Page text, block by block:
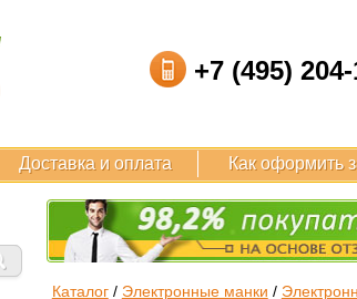
+7 (495)
Доставка и оплата Как оформить
Каталог/ Электронные манки /